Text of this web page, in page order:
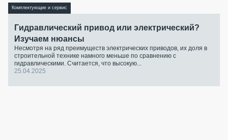
Комплектующие и сервис
Гидравлический привод или электрический?
Изучаем нюансы
Несмотря на ряд преимуществ электрических приводов, их доля в
строительной технике намного меньше по сравнению с
гидравлическими. Считается, что высокую...
25.04.2025